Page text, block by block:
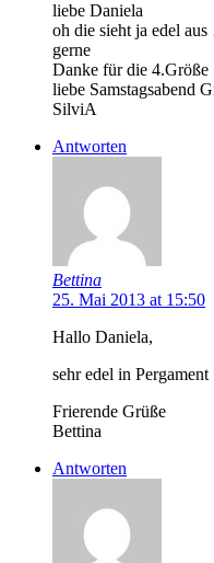
liebe Daniela
oh die sieht ja edel
gerne
Danke für die 4.Größe
liebe Samstagsabend
SilviA
Antworten
Bettina
25. Mai 2013 at 15:50
Hallo Daniela,
sehr edel in Pergament
Frierende Grüße
Bettina
Antworten